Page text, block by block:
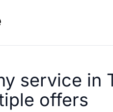
service in
offers